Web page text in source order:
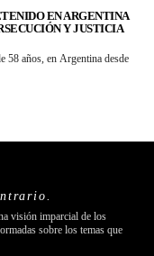
EN ARGENTINA
Y JUSTICIA
58 años, en Argentina desde
visión imparcial de los
sobre los temas que